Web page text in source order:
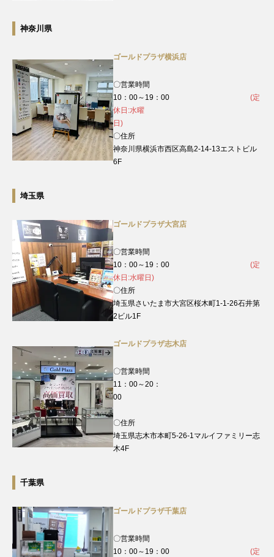
神奈川県
ゴールドプラザ横浜店
〇営業時間
10：00～19：00 (定
休日:水曜
日)
〇住所
神奈川県横浜市西区高島2-14-13エストビル
6F
埼玉県
ゴールドプラザ大宮店
〇営業時間
10：00～19：00 (定
休日:水曜日)
〇住所
埼玉県さいたま市大宮区桜木町1-1-26石井第
2ビル1F
ゴールドプラザ志木店
〇営業時間
11：00～20：
00
〇住所
埼玉県志木市本町5-26-1マルイファミリー志
木4F
千葉県
ゴールドプラザ千葉店
〇営業時間
10：00～19：00 (定